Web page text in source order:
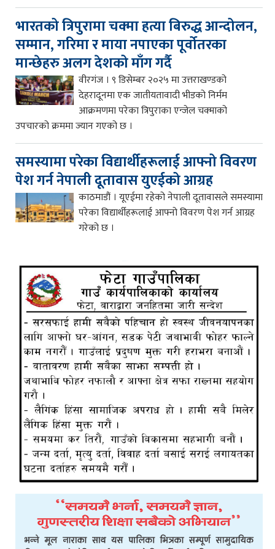
भारतको त्रिपुरामा चक्मा हत्या बिरुद्ध आन्दोलन,
सम्मान, गरिमा र माया नपाएका पूर्वोतरका
मान्छेहरु अलग देशको माँग गर्दै
वीरगंज । ९ डिसेम्बर २०२५ मा उत्तराखण्डको
देहरादूनमा एक जातीयतावादी भीडको निर्मम
आक्रमणमा परेका त्रिपुराका एन्जेल चक्माको
उपचारको क्रममा ज्यान गएको छ ।
समस्यामा परेका विद्यार्थीहरूलाई आफ्नो विवरण
पेश गर्न नेपाली दूतावास युएईको आग्रह
काठमाडौं । यूएईमा रहेको नेपाली दूतावासले समस्यामा
परेका विद्यार्थीहरूलाई आफ्नो विवरण पेश गर्न आग्रह
गरेको छ ।